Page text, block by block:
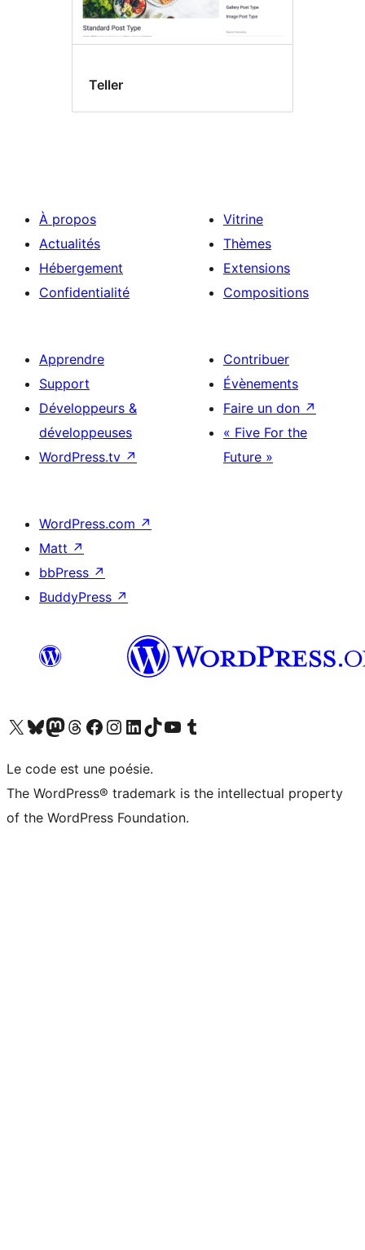
Teller
À propos
Actualités
Hébergement
Confidentialité
Vitrine
Thèmes
Extensions
Compositions
Apprendre
Support
Développeurs &
développeuses
WordPress.tv ↗
Contribuer
Évènements
Faire un don ↗
« Five For the
Future »
WordPress.com ↗
Matt ↗
bbPress ↗
BuddyPress ↗
Visitez notre compte X (précédemment Twitter)
Visiter notre compte Bluesky
Visiter notre compte Mastodon
Visiter notre compte Threads
Consulter notre compte Facebook
Consulter notre compte Instagram
Consulter notre compte LinkedIn
Visiter notre compte TokTok
Visiter notre chaîne YouTube
Visiter notre compte Tumblr
Le code est une poésie.
The WordPress® trademark is the intellectual property
of the WordPress Foundation.